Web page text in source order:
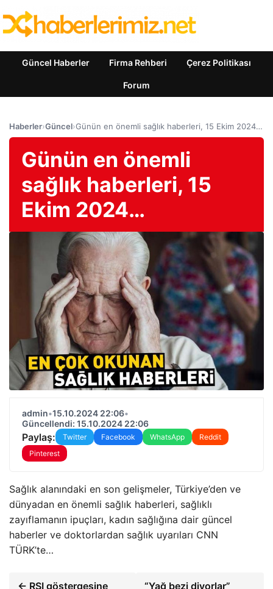
Güncel Haberler Firma Rehberi Çerez Politikası
Forum
Haberler›Güncel›Günün en önemli sağlık haberleri, 15 Ekim 2024…
Günün en önemli
sağlık haberleri, 15
Ekim 2024…
admin•15.10.2024 22:06•
Güncellendi: 15.10.2024 22:06
Paylaş: Twitter Facebook WhatsApp
Reddit
Pinterest
Sağlık alanındaki en son gelişmeler, Türkiye’den ve
dünyadan en önemli sağlık haberleri, sağlıklı
zayıflamanın ipuçları, kadın sağlığına dair güncel
haberler ve doktorlardan sağlık uyarıları CNN
TÜRK’te…
← RSI göstergesine
“Yağ bezi diyorlar”